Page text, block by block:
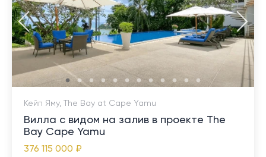
Кейп Яму, The Bay at Cape Yamu
Вилла с видом на залив в проекте The
Bay Cape Yamu
376 115 000 ₽